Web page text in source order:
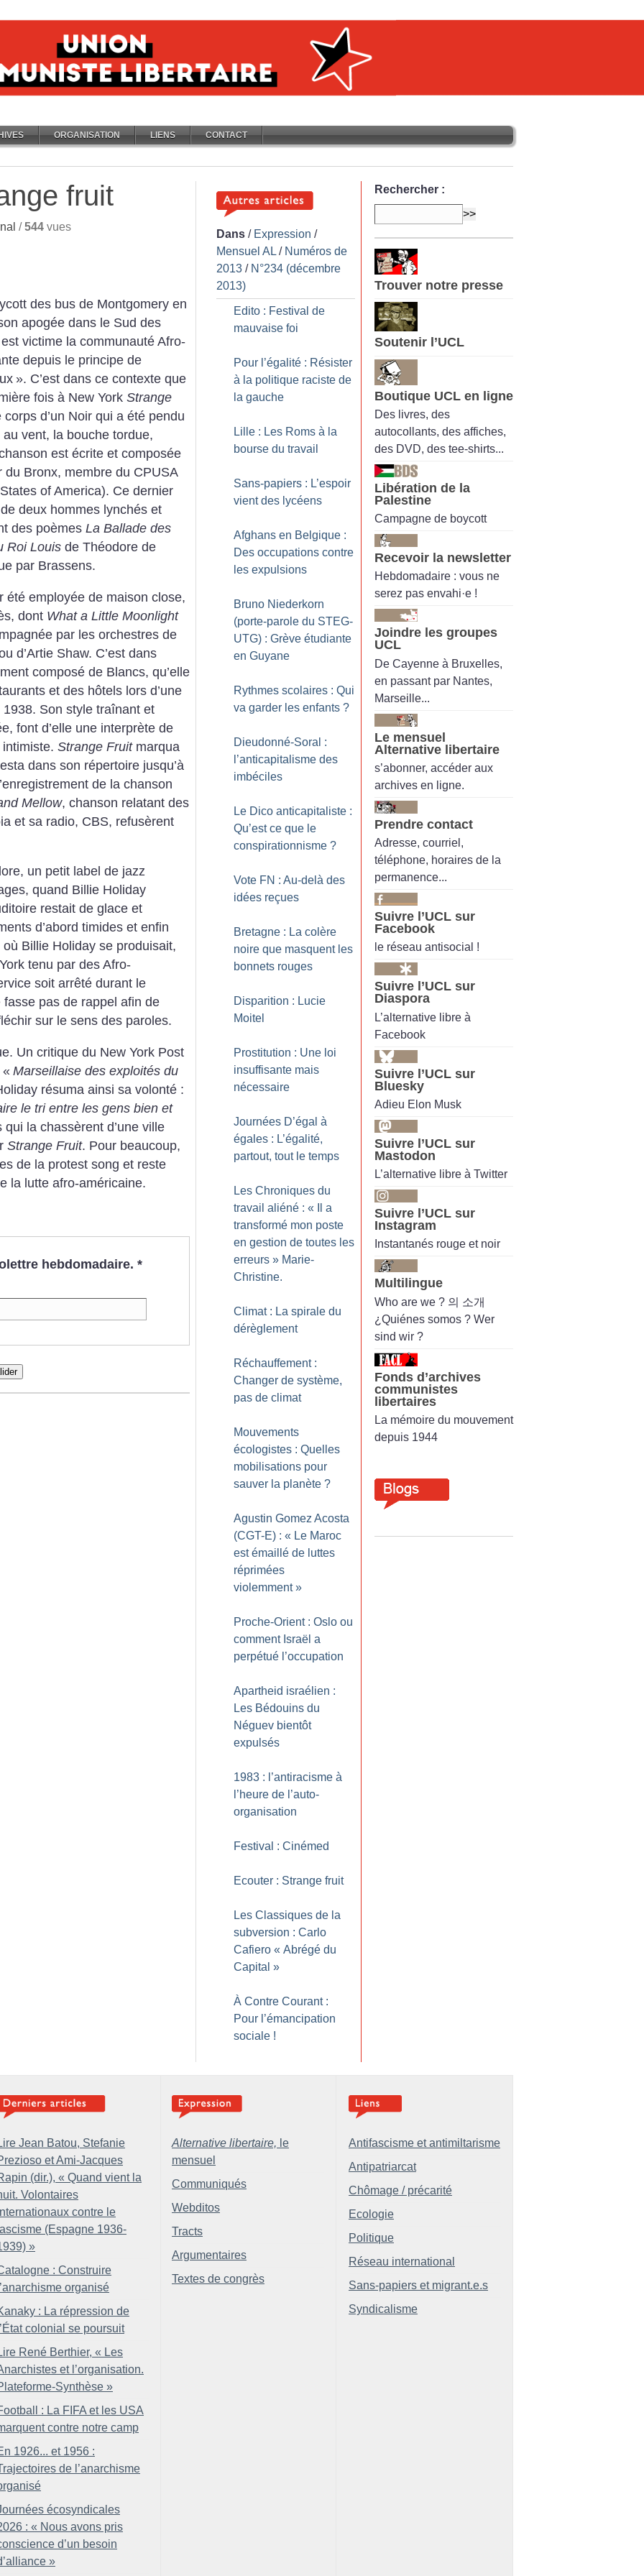
ORGANISATION LIENS CONTACT
fruit
/544 vues
des bus de Montgomery en
apogée dans le Sud des
victime la communauté Afro-
depuis le principe de
». C’est dans ce contexte que
fois à New York Strange
d’un Noir qui a été pendu
vent, la bouche tordue,
est écrite et composée
Bronx, membre du CPUSA
of America). Ce dernier
deux hommes lynchés et
des poèmes La Ballade des
Roi Louis de Théodore de
par Brassens.
été employée de maison close,
dont What a Little Moonlight
par les orchestres de
d’Artie Shaw. C’est dans
composé de Blancs, qu’elle
et des hôtels lors d’une
Son style traînant et
font d’elle une interprète de
Strange Fruitmarqua
dans son répertoire jusqu’à
de la chanson
Mellow, chanson relatant des
et sa radio, CBS, refusèrent
un petit label de jazz
quand Billie Holiday
restait de glace et
d’abord timides et enfin
Billie Holiday se produisait,
tenu par des Afro-
soit arrêté durant le
pas de rappel afin de
sur le sens des paroles.
Un critique du New York Post
Marseillaise des exploités du
résuma ainsi sa volonté :
le tri entre les gens bien et
la chassèrent d’une ville
Strange Fruit. Pour beaucoup,
de la protest song et reste
la lutte afro-américaine.
hebdomadaire. *
Dans / Expression /
Mensuel AL / Numéros de
2013 / N°234 (décembre
2013)
Edito : Festival de
mauvaise foi
Pour l’égalité : Résister
à la politique raciste de
la gauche
Lille : Les Roms à la
bourse du travail
Sans-papiers : L’espoir
vient des lycéens
Afghans en Belgique :
Des occupations contre
les expulsions
Bruno Niederkorn
(porte-parole du STEG-
UTG) : Grève étudiante
en Guyane
Rythmes scolaires : Qui
va garder les enfants ?
Dieudonné-Soral :
l’anticapitalisme des
imbéciles
Le Dico anticapitaliste :
Qu’est ce que le
conspirationnisme ?
Vote FN : Au-delà des
idées reçues
Bretagne : La colère
noire que masquent les
bonnets rouges
Disparition : Lucie
Moitel
Prostitution : Une loi
insuffisante mais
nécessaire
Journées D’égal à
égales : L’égalité,
partout, tout le temps
Les Chroniques du
travail aliéné : «
Il a
transformé mon poste
en gestion de toutes les
erreurs » Marie-
Christine.
Climat : La spirale du
dérèglement
Réchauffement :
Changer de système,
pas de climat
Mouvements
écologistes : Quelles
mobilisations pour
sauver la planète ?
Agustin Gomez Acosta
(CGT-E) : « Le Maroc
est émaillé de luttes
réprimées
violemment »
Proche-Orient : Oslo ou
comment Israël a
perpétué l’occupation
Apartheid israélien :
Les Bédouins du
Néguev bientôt
expulsés
1983 : l’antiracisme à
l’heure de l’auto-
organisation
Festival : Cinémed
Ecouter : Strange fruit
Les Classiques de la
subversion : Carlo
Cafiero « Abrégé du
Capital »
À Contre Courant :
Pour l’émancipation
sociale !
Rechercher :
Trouver notre presse
Soutenir l’UCL
Boutique UCL en ligne
Des livres, des
autocollants, des affiches,
des DVD, des tee-shirts...
Libération de la
Palestine
Campagne de boycott
Recevoir la newsletter
Hebdomadaire : vous ne
serez pas envahi·e !
Joindre les groupes
UCL
De Cayenne à Bruxelles,
en passant par Nantes,
Marseille...
Le mensuel
Alternative libertaire
s’abonner, accéder aux
archives en ligne.
Prendre contact
Adresse, courriel,
téléphone, horaires de la
permanence...
Suivre l’UCL sur
Facebook
le réseau antisocial !
Suivre l’UCL sur
Diaspora
L’alternative libre à
Facebook
Suivre l’UCL sur
Bluesky
Adieu Elon Musk
Suivre l’UCL sur
Mastodon
L’alternative libre à Twitter
Suivre l’UCL sur
Instagram
Instantanés rouge et noir
Multilingue
Who are we ? 의 소개
¿Quiénes somos ? Wer
sind wir ?
Fonds d’archives
communistes
libertaires
La mémoire du mouvement
depuis 1944
Jean Batou, Stefanie
et Ami-Jacques
(dir.), « Quand vient la
Volontaires
contre le
(Espagne 1936-
»
: Construire
organisé
: La répression de
colonial se poursuit
René Berthier, « Les
et l’organisation.
Synthèse »
: La FIFA et les USA
contre notre camp
1926... et 1956 :
de l’anarchisme
écosyndicales
: « Nous avons pris
d’un besoin
»
Alternative libertaire, le
mensuel
Communiqués
Webditos
Tracts
Argumentaires
Textes de congrès
Antifascisme et antimiltarisme
Antipatriarcat
Chômage / précarité
Ecologie
Politique
Réseau international
Sans-papiers et migrant.e.s
Syndicalisme